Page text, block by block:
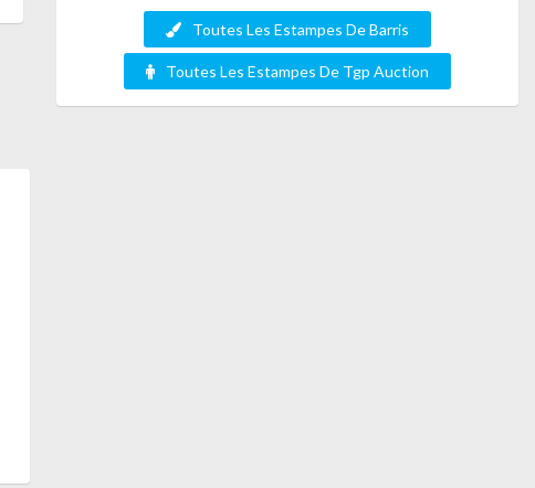
Toutes Les Estampes De Barris
Toutes Les Estampes De Tgp Auction